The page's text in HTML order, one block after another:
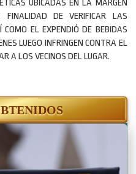
UBICADAS EN LA MARGEN
DE VERIFICAR LAS
COMO EL EXPENDIÓ DE BEBIDAS
LUEGO INFRINGEN CONTRA EL
A LOS VECINOS DEL LUGAR.